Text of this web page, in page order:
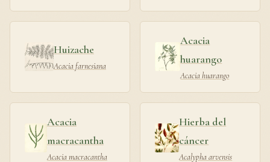
Huizache
Acacia farnesiana
Acacia
huarango
Acacia huarango
Acacia
macracantha
Acacia macracantha
Hierba del
cáncer
Acalypha arvensis